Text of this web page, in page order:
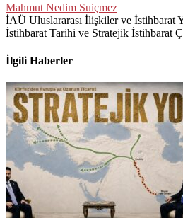
Mahmut Nedim Suiçmez
İAÜ Uluslararası İlişkiler ve İstihbarat
İstihbarat Tarihi ve Stratejik İstihbarat
İlgili Haberler